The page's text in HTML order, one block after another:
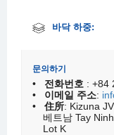
바닥 하중:
문의하기
• 전화번호 : +84
• 이메일 주소:
• 住所: Kizuna
베트남 Tay
Lot K